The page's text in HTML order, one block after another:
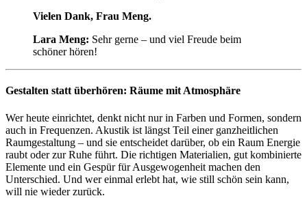
Vielen Dank, Frau Meng.
Lara Meng: Sehr gerne – und viel Freude beim
schöner hören!
Gestalten statt überhören: Räume mit Atmosphäre
Wer heute einrichtet, denkt nicht nur in Farben und Formen, sondern
auch in Frequenzen. Akustik ist längst Teil einer ganzheitlichen
Raumgestaltung – und sie entscheidet darüber, ob ein Raum Energie
raubt oder zur Ruhe führt. Die richtigen Materialien, gut kombinierte
Elemente und ein Gespür für Ausgewogenheit machen den
Unterschied. Und wer einmal erlebt hat, wie still schön sein kann,
will nie wieder zurück.